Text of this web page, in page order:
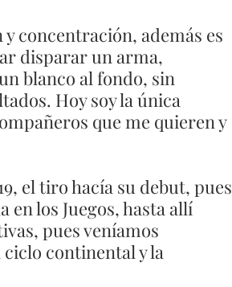
concentración, además es
disparar un arma,
blanco al fondo, sin
Hoy soy la única
que me quieren y
el tiro hacía su debut, pues
en los Juegos, hasta allí
pues veníamos
continental y la